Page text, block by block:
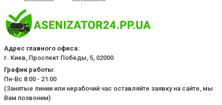
Адрес главного офиса:
г. Киев, Проспект Победы, 5, 02000
График работы:
Пн-Вс 8:00 - 21:00
(Занятые линии или нерабочий час оставляйте заявку на сайте, мы
Вам позвоним)